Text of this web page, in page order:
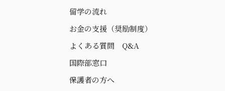
留学の流れ
お金の支援（奨励制度）
よくある質問 Q&A
国際部窓口
保護者の方へ